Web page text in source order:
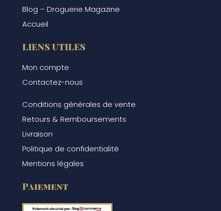
Blog – Droguerie Magazine
Accueil
LIENS UTILES
Mon compte
Contactez-nous
Conditions générales de vente
Retours & Remboursements
Livraison
Politique de confidentialité
Mentions légales
Paiement